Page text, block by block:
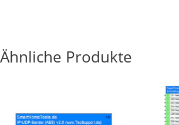
Ähnliche Produkte